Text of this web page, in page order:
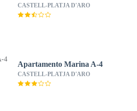
CASTELL-PLATJA D'ARO
Apartamento Marina A-4
CASTELL-PLATJA D'ARO